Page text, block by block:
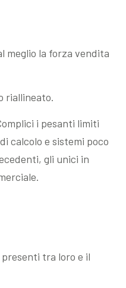
meglio la forza vendita
riallineato.
i pesanti limiti
calcolo e sistemi poco
gli unici in
tra loro e il